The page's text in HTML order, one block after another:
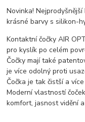
Novinka!
krásné barvy s silikon-
Kontaktní čočky AIR
pro kyslík po celém
Čočky mají také
je více odolný proti
Čočka je tak čistší a
Moderní vlastností
komfort, jasnost vidění